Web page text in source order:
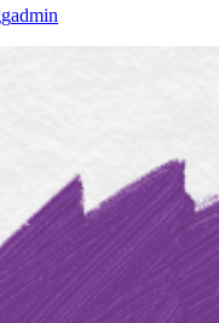
admin